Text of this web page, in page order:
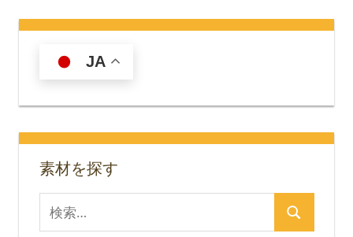
JA
素材を探す
索
検